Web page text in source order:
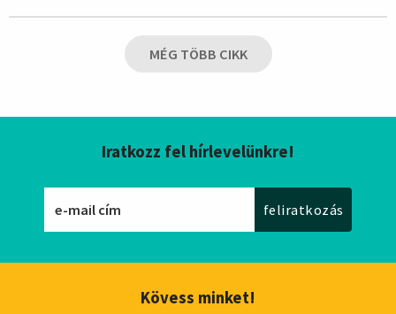
MÉG TÖBB CIKK
Iratkozz fel hírlevelünkre!
Kövess minket!